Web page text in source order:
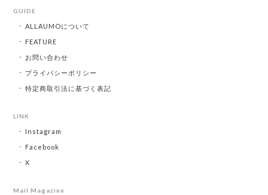
GUIDE
ALLAUMOについて
FEATURE
お問い合わせ
プライバシーポリシー
特定商取引法に基づく表記
LINK
Instagram
Facebook
X
Mail Magazine